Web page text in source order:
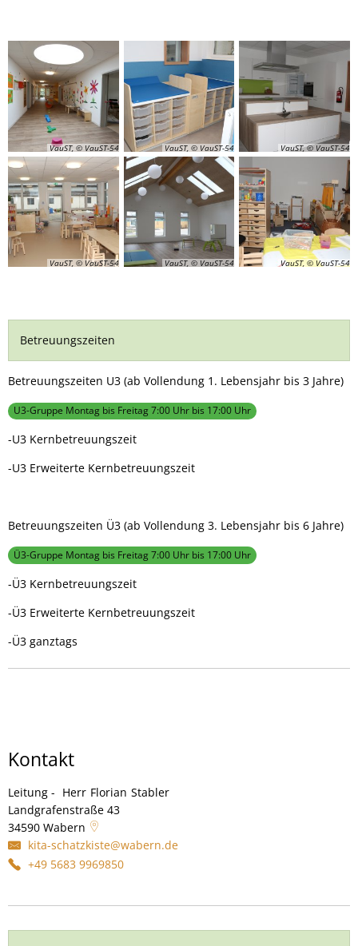
VauST, © VauST-54 VauST, © VauST-54 VauST, © VauST-54
VauST, © VauST-54 VauST, © VauST-54 VauST, © VauST-54
Betreuungszeiten
Betreuungszeiten U3 (ab Vollendung 1. Lebensjahr bis 3 Jahre)
U3-Gruppe Montag bis Freitag 7:00 Uhr bis 17:00 Uhr
-U3 Kernbetreuungszeit
-U3 Erweiterte Kernbetreuungszeit
Betreuungszeiten Ü3 (ab Vollendung 3. Lebensjahr bis 6 Jahre)
Ü3-Gruppe Montag bis Freitag 7:00 Uhr bis 17:00 Uhr
-Ü3 Kernbetreuungszeit
-Ü3 Erweiterte Kernbetreuungszeit
-Ü3 ganztags
Kontakt
Leitung - Herr Florian Stabler
Landgrafenstraße 43
34590 Wabern
kita-schatzkiste@wabern.de
+49 5683 9969850